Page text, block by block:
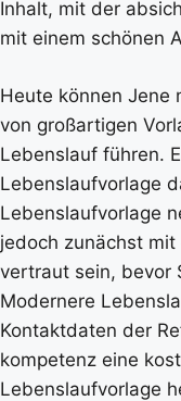
Inhalt, mit der
mit einem schönen
Heute können Jene
von großartigen
Lebenslauf führen.
Lebenslaufvorlage
Lebenslaufvorlage
jedoch zunächst
vertraut sein, bevor
Modernere
Kontaktdaten der
kompetenz eine
Lebenslaufvorlage